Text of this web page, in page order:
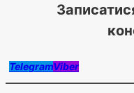
TelegramViber